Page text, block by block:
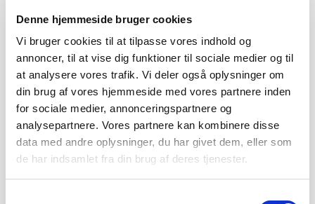
Denne hjemmeside bruger cookies
Vi bruger cookies til at tilpasse vores indhold og
annoncer, til at vise dig funktioner til sociale medier og til
at analysere vores trafik. Vi deler også oplysninger om
din brug af vores hjemmeside med vores partnere inden
for sociale medier, annonceringspartnere og
analysepartnere. Vores partnere kan kombinere disse
data med andre oplysninger, du har givet dem, eller som
de har indsamlet fra din brug af deres tjenester.